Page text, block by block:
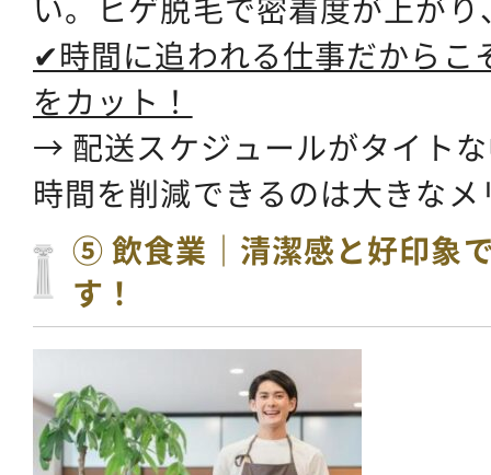
い。
ヒゲ脱毛で密着度が上が
✔時間に追われる仕事だからこ
をカット！
→ 配送スケジュールがタイト
時間を削減できるのは大きな
⑤ 飲食業｜清潔感と好印象
す！